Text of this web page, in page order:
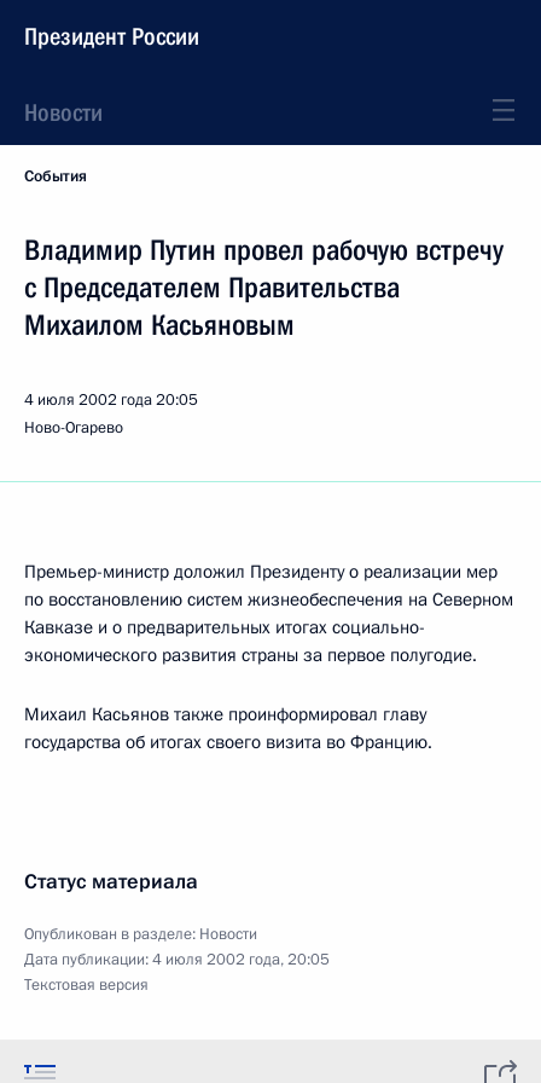
Президент России
Новости
События
Владимир Путин провел рабочую встречу
с Председателем Правительства
Михаилом Касьяновым
4 июля 2002 года20:05
Ново-Огарево
Премьер-министр доложил Президенту о реализации мер
по восстановлению систем жизнеобеспечения на Северном
Кавказе и о предварительных итогах социально-
экономического развития страны за первое полугодие.
Михаил Касьянов также проинформировал главу
государства об итогах своего визита во Францию.
Статус материала
Опубликован в разделе: Новости
Дата публикации:4 июля 2002 года, 20:05
Текстовая версия